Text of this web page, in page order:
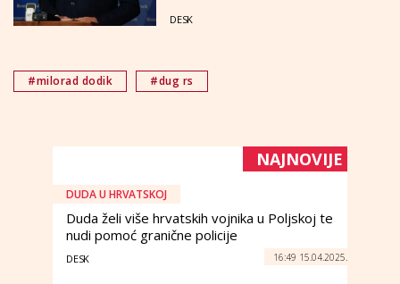
DESK
#milorad dodik #dug rs
NAJNOVIJE
DUDA U HRVATSKOJ
Duda želi više hrvatskih vojnika u Poljskoj te
nudi pomoć granične policije
DESK 16:49 15.04.2025.